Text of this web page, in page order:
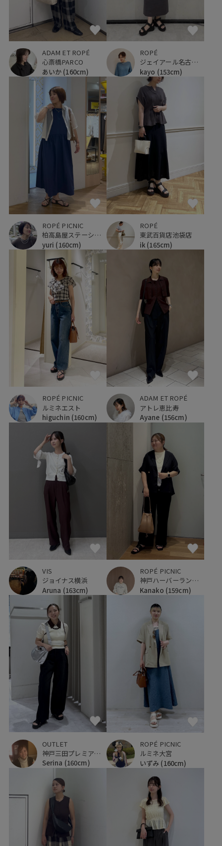
ADAM ET ROPÉ
心斎橋PARCO
あいか (160cm)
ROPÉ
ジェイアール名古屋タカシマヤ
kayo (153cm)
ROPÉ PICNIC
柏高島屋ステーションモール
yuri (160cm)
ROPÉ
東武百貨店池袋店
ik (165cm)
ROPÉ PICNIC
ルミネエスト
higuchin (160cm)
ADAM ET ROPÉ
アトレ恵比寿
Ayane (156cm)
VIS
ジョイナス横浜
Aruna (163cm)
ROPÉ PICNIC
神戸ハーバーランドumie
Kanako (159cm)
OUTLET
神戸三田プレミアム・アウトレット
Serina (160cm)
ROPÉ PICNIC
ルミネ大宮
いずみ (160cm)